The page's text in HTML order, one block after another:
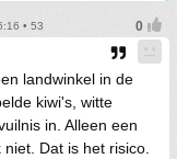
• 53
landwinkel in de
kiwi's, witte
in. Alleen een
Dat is het risico.